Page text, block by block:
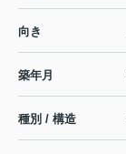
向き
築年月
種別 / 構造